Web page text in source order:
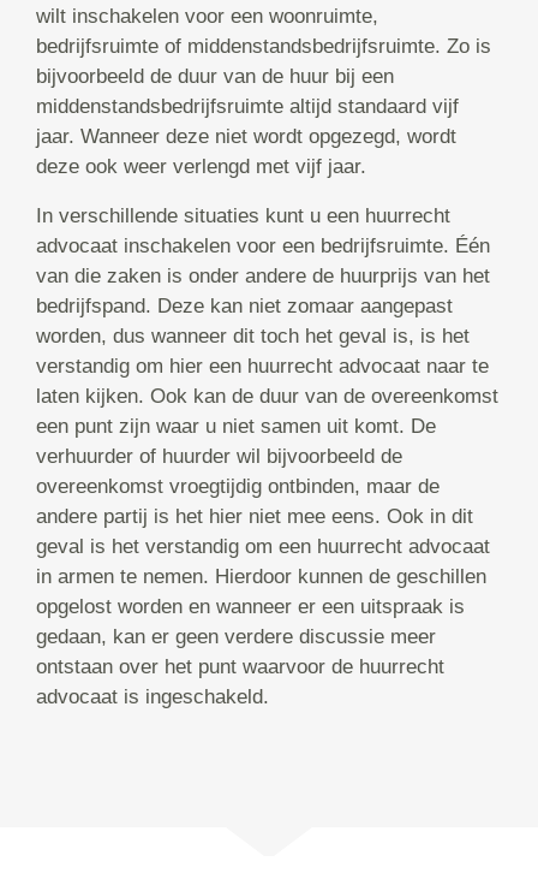
wilt inschakelen voor een woonruimte,
bedrijfsruimte of middenstandsbedrijfsruimte. Zo is
bijvoorbeeld de duur van de huur bij een
middenstandsbedrijfsruimte altijd standaard vijf
jaar. Wanneer deze niet wordt opgezegd, wordt
deze ook weer verlengd met vijf jaar.
In verschillende situaties kunt u een huurrecht
advocaat inschakelen voor een bedrijfsruimte. Één
van die zaken is onder andere de huurprijs van het
bedrijfspand. Deze kan niet zomaar aangepast
worden, dus wanneer dit toch het geval is, is het
verstandig om hier een huurrecht advocaat naar te
laten kijken. Ook kan de duur van de overeenkomst
een punt zijn waar u niet samen uit komt. De
verhuurder of huurder wil bijvoorbeeld de
overeenkomst vroegtijdig ontbinden, maar de
andere partij is het hier niet mee eens. Ook in dit
geval is het verstandig om een huurrecht advocaat
in armen te nemen. Hierdoor kunnen de geschillen
opgelost worden en wanneer er een uitspraak is
gedaan, kan er geen verdere discussie meer
ontstaan over het punt waarvoor de huurrecht
advocaat is ingeschakeld.